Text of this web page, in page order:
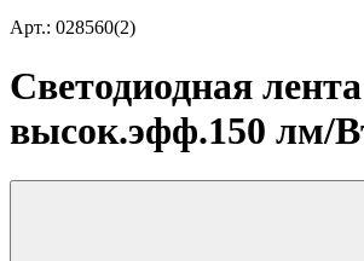
Арт.: 028560(2)
Светодиодная
высок.эфф.150 лм/